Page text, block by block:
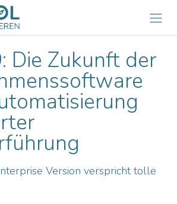
Die Zukunft der
Version verspricht tolle